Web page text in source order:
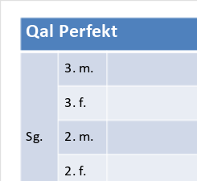
Qal Perfekt
Sg.
3. m.
3. f.
2. m.
2. f.